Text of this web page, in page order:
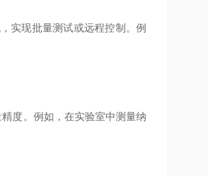
实现批量测试或远程控制。例
度。例如，在实验室中测量纳